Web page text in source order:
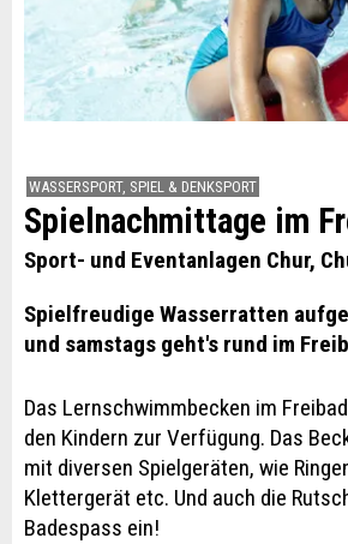
WASSERSPORT, SPIEL & DENKSPORT
Spielnachmittage im
Sport- und Eventanlagen Chur,
Spielfreudige Wasserratten
und samstags geht's rund im
Das Lernschwimmbecken im
den Kindern zur Verfügung. Das
mit diversen Spielgeräten, wie
Klettergerät etc. Und auch die
Badespass ein!